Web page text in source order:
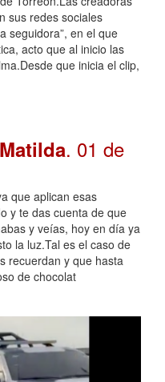
sus redes sociales
seguidora”, en el que
acto que al inicio las
que inicia el clip,
. 01 de
que aplican esas
y te das cuenta de que
y veías, hoy en día ya
la luz.Tal es el caso de
recuerdan y que hasta
de chocolat